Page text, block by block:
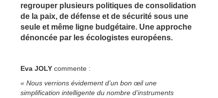
regrouper plusieurs politiques de consolidation
de la paix, de défense et de sécurité sous une
seule et même ligne budgétaire. Une approche
dénoncée par les écologistes européens.
Eva JOLY commente :
« Nous verrions évidement d’un bon œil une
simplification intelligente du nombre d’instruments